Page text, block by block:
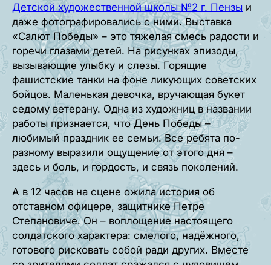
Детской художественной школы №2 г. Пензы и
даже фотографировались с ними. Выставка
«Салют Победы» – это тяжелая смесь радости и
горечи глазами детей. На рисунках эпизоды,
вызывающие улыбку и слезы. Горящие
фашистские танки на фоне ликующих советских
бойцов. Маленькая девочка, вручающая букет
седому ветерану. Одна из художниц в названии
работы признается, что День Победы –
любимый праздник ее семьи. Все ребята по-
разному выразили ощущение от этого дня –
здесь и боль, и гордость, и связь поколений.
А в 12 часов на сцене ожила история об
отставном офицере, защитнике Петре
Степановиче. Он – воплощение настоящего
солдатского характера: смелого, надёжного,
готового рисковать собой ради других. Вместе